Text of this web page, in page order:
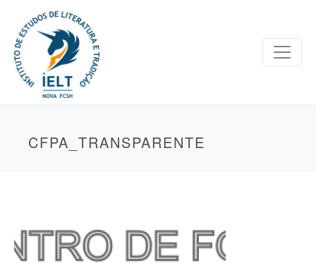
CFPA_TRANSPARENTE